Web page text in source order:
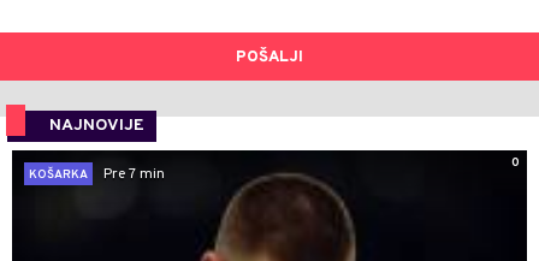
POŠALJI
NAJNOVIJE
0
KOŠARKA
Pre 7 min